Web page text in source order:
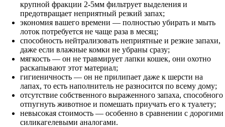
крупной фракции 2-5мм фильтрует выделения и
предотвращает неприятный резкий запах;
экономия вашего времени — полностью убирать и мыть
лоток потребуется не чаще раза в месяц;
способность нейтрализовать неприятные и резкие запахи,
даже если влажные комки не убраны сразу;
мягкость — он не травмирует лапки кошек, они охотно
раскапывают этот материал;
гигиеничность — он не прилипает даже к шерсти на
лапах, то есть наполнитель не разносится по всему дому;
отсутствие собственного выраженного запаха, способного
отпугнуть животное и помешать приучать его к туалету;
невысокая стоимость — особенно в сравнении с дорогими
силикагелевыми аналогами.